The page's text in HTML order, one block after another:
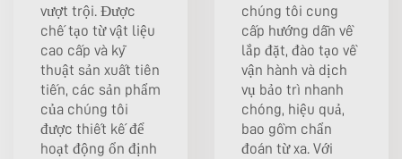
vượt trội. Được
chế tạo từ vật liệu
cao cấp và kỹ
thuật sản xuất tiên
tiến, các sản phẩm
của chúng tôi
được thiết kế để
hoạt động ổn định
chúng tôi cung
cấp hướng dẫn về
lắp đặt, đào tạo về
vận hành và dịch
vụ bảo trì nhanh
chóng, hiệu quả,
bao gồm chẩn
đoán từ xa. Với